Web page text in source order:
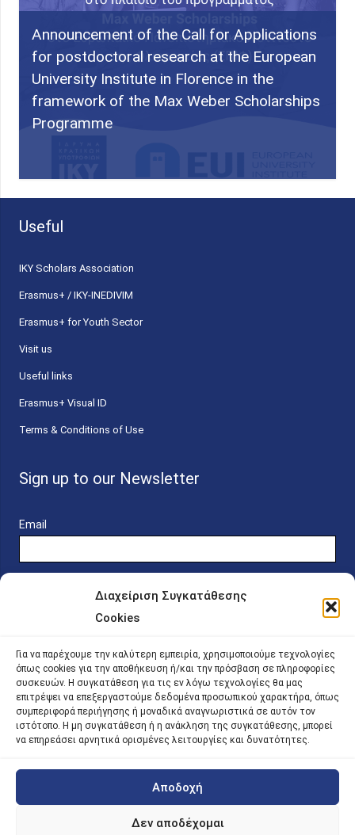
Διαχείριση Συγκατάθεσης
Cookies
Για να παρέχουμε την καλύτερη εμπειρία, χρησιμοποιούμε τεχνολογίες
όπως cookies για την αποθήκευση ή/και την πρόσβαση σε πληροφορίες
συσκευών. Η συγκατάθεση για τις εν λόγω τεχνολογίες θα μας
επιτρέψει να επεξεργαστούμε δεδομένα προσωπικού χαρακτήρα, όπως
συμπεριφορά περιήγησης ή μοναδικά αναγνωριστικά σε αυτόν τον
ιστότοπο. Η μη συγκατάθεση ή η ανάκληση της συγκατάθεσης, μπορεί
να επηρεάσει αρνητικά ορισμένες λειτουργίες και δυνατότητες.
Αποδοχή
Δεν αποδέχομαι
Announcement of the Call for Applications
for postdoctoral research at the European
University Institute in Florence in the
framework of the Max Weber Scholarships
Programme
Useful
ΙΚΥ Scholars Association
Erasmus+ / IKY-INEDIVIM
Erasmus+ for Youth Sector
Visit us
Useful links
Erasmus+ Visual ID
Terms & Conditions of Use
Sign up to our Newsletter
Email
Online Platform for Scholarship Candidates
IKY – Transparency
Sitemap
| iky.gr | All Rights Reserved
Designed and Developed by ACM Digital